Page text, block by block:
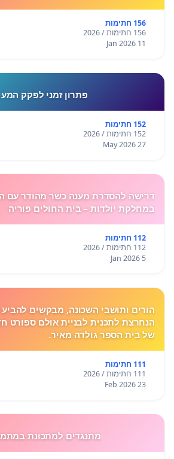
156 חתימות
156 חתימות / 2026
11 Jan 2026
פתרון זמני לפקק
152 חתימות
152 חתימות / 2026
27 May 2026
דרישה להסדרת מענה כשר מהודר עם
במחלקת יולדות – בית החולים פוריה
112 חתימות
112 חתימות / 2026
5 Jan 2026
הורים ותושבי השכונה, מבקשים להביע
הנחרצת לתכנית לבניית אולם
של בית הספר גולדה מאיר.
111 חתימות
111 חתימות / 2026
23 Feb 2026
מתנגדים למתכונת